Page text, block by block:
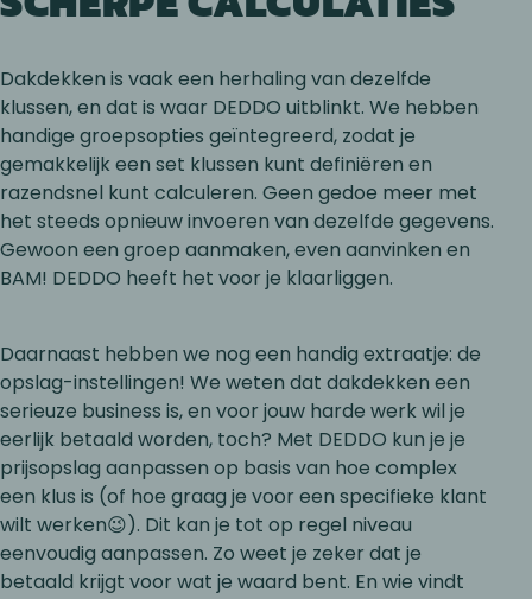
Dakdekken is vaak een herhaling van dezelfde
klussen, en dat is waar DEDDO uitblinkt. We hebben
handige groepsopties geïntegreerd, zodat je
gemakkelijk een set klussen kunt definiëren en
razendsnel kunt calculeren. Geen gedoe meer met
het steeds opnieuw invoeren van dezelfde gegevens.
Gewoon een groep aanmaken, even aanvinken en
BAM! DEDDO heeft het voor je klaarliggen.
Daarnaast hebben we nog een handig extraatje: de
opslag-instellingen! We weten dat dakdekken een
serieuze business is, en voor jouw harde werk wil je
eerlijk betaald worden, toch? Met DEDDO kun je je
prijsopslag aanpassen op basis van hoe complex
een klus is (of hoe graag je voor een specifieke klant
wilt werken😉). Dit kan je tot op regel niveau
eenvoudig aanpassen. Zo weet je zeker dat je
betaald krijgt voor wat je waard bent. En wie vindt